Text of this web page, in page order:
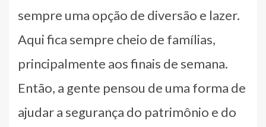
sempre uma opção de diversão e lazer.
Aqui fica sempre cheio de famílias,
principalmente aos finais de semana.
Então, a gente pensou de uma forma de
ajudar a segurança do patrimônio e do